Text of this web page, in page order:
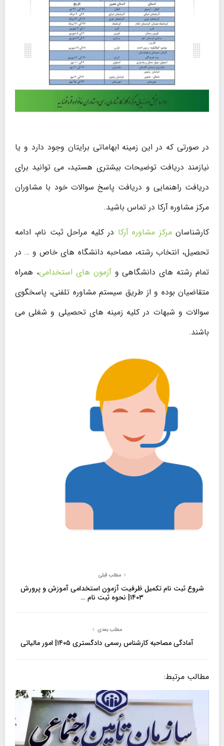
در صورتی که در این زمینه ابهاماتی برایتان وجود دارد و یا
نیازمند دریافت توضیحات بیشتری هستید، می توانید برای
دریافت راهنمایی و دریافت پاسخ سوالات خود با مشاوران
مرکز مشاوره آرکا در تماس باشید.
کارشناسانمرکز مشاوره آرکا در کلیه مراحل ثبت نام، ادامه
تحصیل، انتخاب رشته، مصاحبه دانشگاه های خاص و … در
تمام رشته های دانشگاهی وآزمون های استخدامی، همراه
متقاضیان بوده و از طریق سیستم مشاوره تلفنی، پاسخگوی
سوالات و شبهات در کلیه زمینه های تحصیلی و شغلی می
باشند.
مطلب قبلی
شروع ثبت نام تکمیل ظرفیت آزمون استخدامی آموزش و پرورش
۱۴۰۳| نحوه ثبت نام …
مطلب بعدی
آمادگی مصاحبه کارشناس رسمی دادگستری ۱۴۰۵| امور مالیاتی
مطالب مرتبط: